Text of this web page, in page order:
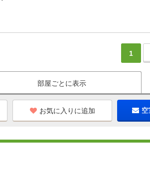
1
部屋ごとに表示
お気に入りに追加